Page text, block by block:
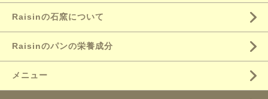
Raisinの石窯について
Raisinのパンの栄養成分
メニュー